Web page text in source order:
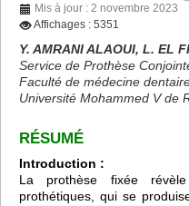
Mis à jour : 2 novembre 2023
Affichages : 5351
Y. AMRANI ALAOUI, L. EL
Service de Prothèse
Faculté de médecine
Université Mohammed V de
RÉSUMÉ
Introduction :
La prothèse fixée
prothétiques, qui se